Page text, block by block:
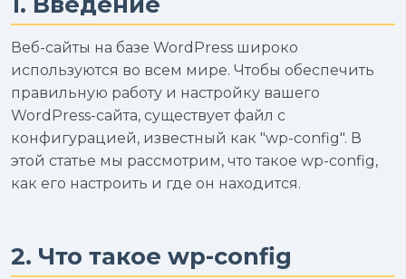
Веб-сайты на базе WordPress широко
используются во всем мире. Чтобы обеспечить
правильную работу и настройку вашего
WordPress-сайта, существует файл с
конфигурацией, известный как "wp-config". В
этой статье мы рассмотрим, что такое wp-config,
как его настроить и где он находится.
2. Что такое wp-config